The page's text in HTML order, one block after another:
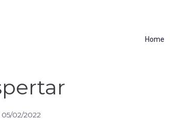
Home
05/02/2022